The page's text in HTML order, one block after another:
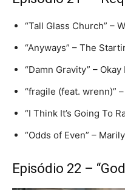
“Tall Glass Church” –
“Anyways” – The
“Damn Gravity” – Okay
“fragile (feat. wrenn)”
“I Think It’s Going To
“Odds of Even” –
Episódio 22 –